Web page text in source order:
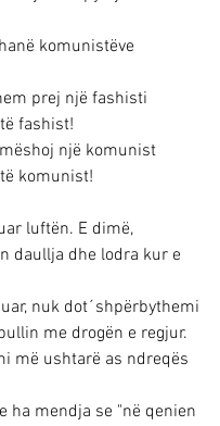
komunistëve
prej një fashisti
fashist!
një komunist
komunist!
luftën. E dimë,
daullja dhe lodra kur e
nuk dot´shpërbythemi
me drogën e regjur.
më ushtarë as ndreqës
ha mendja se "në qenien